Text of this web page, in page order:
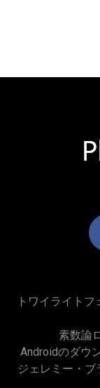
トワイライト
素数論
Androidのダウ
ジェレミー・